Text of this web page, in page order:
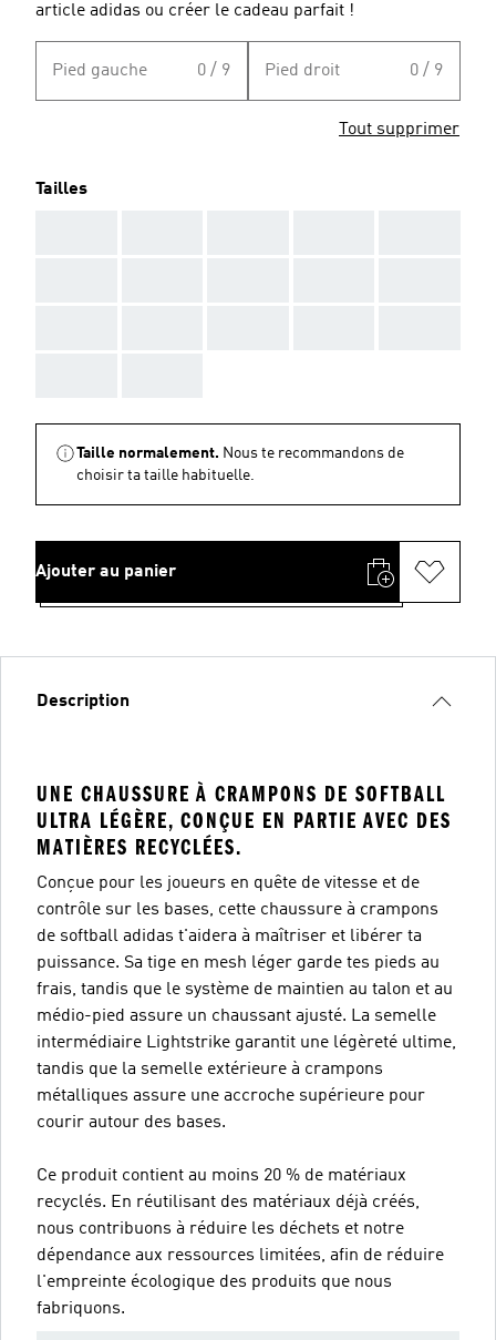
article adidas ou créer le cadeau parfait !
Pied gauche 0 / 9 Pied droit 0 / 9
Tout supprimer
Tailles
Taille normalement. Nous te recommandons de
choisir ta taille habituelle.
Ajouter au panier
Description
UNE CHAUSSURE À CRAMPONS DE SOFTBALL
ULTRA LÉGÈRE, CONÇUE EN PARTIE AVEC DES
MATIÈRES RECYCLÉES.
Conçue pour les joueurs en quête de vitesse et de
contrôle sur les bases, cette chaussure à crampons
de softball adidas t'aidera à maîtriser et libérer ta
puissance. Sa tige en mesh léger garde tes pieds au
frais, tandis que le système de maintien au talon et au
médio-pied assure un chaussant ajusté. La semelle
intermédiaire Lightstrike garantit une légèreté ultime,
tandis que la semelle extérieure à crampons
métalliques assure une accroche supérieure pour
courir autour des bases.
Ce produit contient au moins 20 % de matériaux
recyclés. En réutilisant des matériaux déjà créés,
nous contribuons à réduire les déchets et notre
dépendance aux ressources limitées, afin de réduire
l'empreinte écologique des produits que nous
fabriquons.